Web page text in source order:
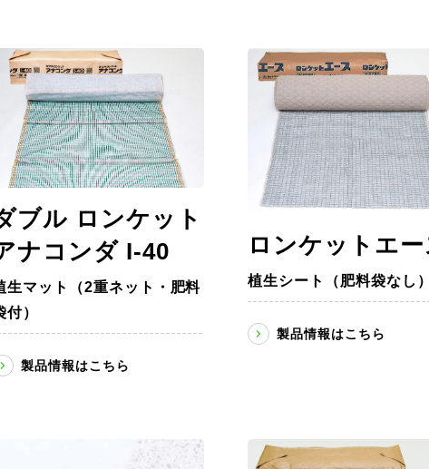
ブル ロンケット
ナコンダ I-40
生マット（2重ネット・肥料
付）
製品情報はこちら
ロンケットエー
植生シート（肥料袋なし）
製品情報はこちら